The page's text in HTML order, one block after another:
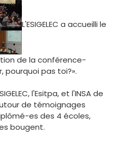
L'ESIGELEC a accueilli le
de la conférence-
pourquoi pas toi?».
l'Esitpa, et l'INSA de
de témoignages
es des 4 écoles,
bougent.